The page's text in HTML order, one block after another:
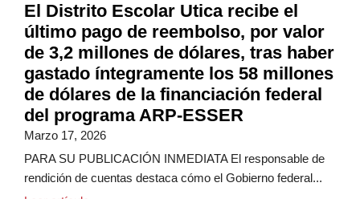
El Distrito Escolar Utica recibe el
último pago de reembolso, por valor
de 3,2 millones de dólares, tras haber
gastado íntegramente los 58 millones
de dólares de la financiación federal
del programa ARP-ESSER
Marzo 17, 2026
PARA SU PUBLICACIÓN INMEDIATA El responsable de
rendición de cuentas destaca cómo el Gobierno federal...